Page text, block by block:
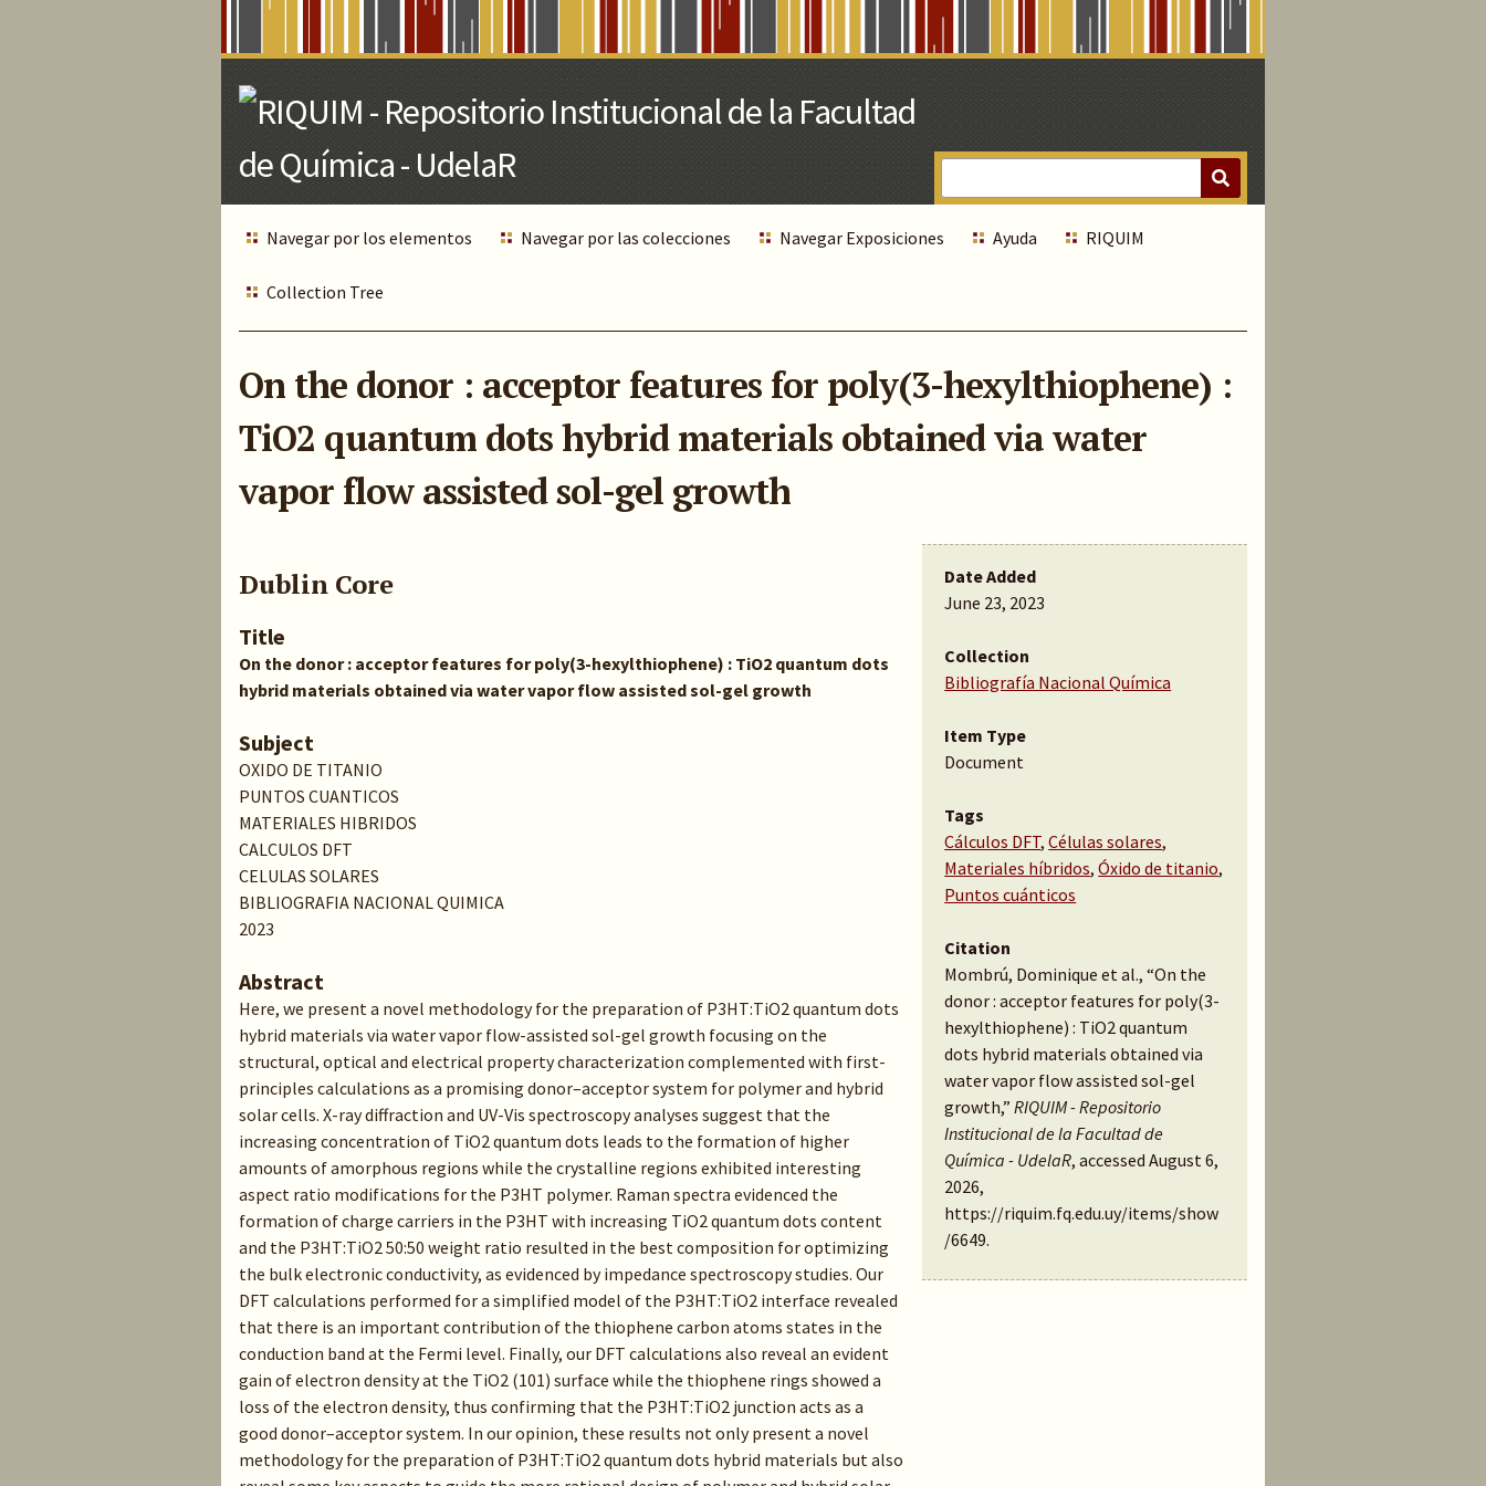
Navegar por los elementos Navegar por las colecciones Navegar Exposiciones Ayuda RIQUIM
Collection Tree
On the donor : acceptor features for poly(3-hexylthiophene) :
TiO2 quantum dots hybrid materials obtained via water
vapor flow assisted sol-gel growth
Dublin Core
Title
On the donor : acceptor features for poly(3-hexylthiophene) : TiO2 quantum dots
hybrid materials obtained via water vapor flow assisted sol-gel growth
Subject
OXIDO DE TITANIO
PUNTOS CUANTICOS
MATERIALES HIBRIDOS
CALCULOS DFT
CELULAS SOLARES
BIBLIOGRAFIA NACIONAL QUIMICA
2023
Abstract
Here, we present a novel methodology for the preparation of P3HT:TiO2 quantum dots
hybrid materials via water vapor flow-assisted sol-gel growth focusing on the
structural, optical and electrical property characterization complemented with first-
principles calculations as a promising donor–acceptor system for polymer and hybrid
solar cells. X-ray diffraction and UV-Vis spectroscopy analyses suggest that the
increasing concentration of TiO2 quantum dots leads to the formation of higher
amounts of amorphous regions while the crystalline regions exhibited interesting
aspect ratio modifications for the P3HT polymer. Raman spectra evidenced the
formation of charge carriers in the P3HT with increasing TiO2 quantum dots content
and the P3HT:TiO2 50:50 weight ratio resulted in the best composition for optimizing
the bulk electronic conductivity, as evidenced by impedance spectroscopy studies. Our
DFT calculations performed for a simplified model of the P3HT:TiO2 interface revealed
that there is an important contribution of the thiophene carbon atoms states in the
conduction band at the Fermi level. Finally, our DFT calculations also reveal an evident
gain of electron density at the TiO2 (101) surface while the thiophene rings showed a
loss of the electron density, thus confirming that the P3HT:TiO2 junction acts as a
good donor–acceptor system. In our opinion, these results not only present a novel
methodology for the preparation of P3HT:TiO2 quantum dots hybrid materials but also
Date Added
June 23, 2023
Collection
Bibliografía Nacional Química
Item Type
Document
Tags
Cálculos DFT,Células solares,
Materiales híbridos,Óxido de titanio,
Puntos cuánticos
Citation
Mombrú, Dominique et al., “On the
donor : acceptor features for poly(3-
hexylthiophene) : TiO2 quantum
dots hybrid materials obtained via
water vapor flow assisted sol-gel
growth,”RIQUIM - Repositorio
Institucional de la Facultad de
Química - UdelaR, accessed August 6,
2026,
https://riquim.fq.edu.uy/items/show
/6649.